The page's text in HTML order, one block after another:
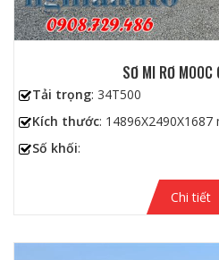
SƠ MI RƠ
Tải trọng: 34T500
Kích thước: 14896X2490X1687
Số khối:
Chi tiết